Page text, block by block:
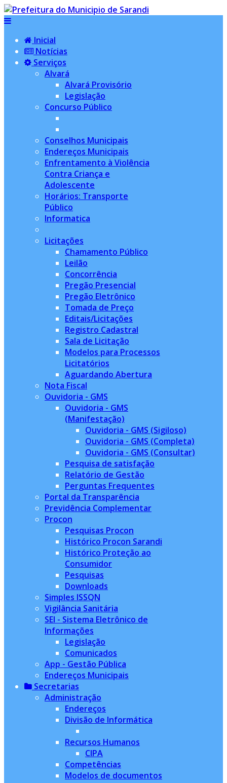
Inicial
Notícias
Serviços
Alvará
Alvará Provisório
Legislação
Concurso Público
Conselhos Municipais
Endereços Municipais
Enfrentamento à Violência
Contra Criança e
Adolescente
Horários: Transporte
Público
Informatica
Licitações
Chamamento Público
Leilão
Concorrência
Pregão Presencial
Pregão Eletrônico
Tomada de Preço
Editais/Licitações
Registro Cadastral
Sala de Licitação
Modelos para Processos
Licitatórios
Aguardando Abertura
Nota Fiscal
Ouvidoria - GMS
Ouvidoria - GMS
(Manifestação)
Ouvidoria - GMS (Sigiloso)
Ouvidoria - GMS (Completa)
Ouvidoria - GMS (Consultar)
Pesquisa de satisfação
Relatório de Gestão
Perguntas Frequentes
Portal da Transparência
Previdência Complementar
Procon
Pesquisas Procon
Histórico Procon Sarandi
Histórico Proteção ao
Consumidor
Pesquisas
Downloads
Simples ISSQN
Vigilância Sanitária
SEI - Sistema Eletrônico de
Informações
Legislação
Comunicados
App - Gestão Pública
Endereços Municipais
Secretarias
Administração
Endereços
Divisão de Informática
Recursos Humanos
CIPA
Competências
Modelos de documentos